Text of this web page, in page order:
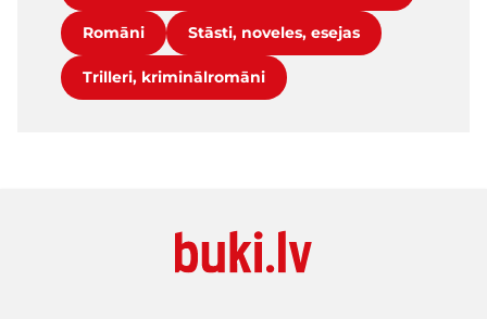
Romāni Stāsti, noveles, esejas
Trilleri, kriminālromāni